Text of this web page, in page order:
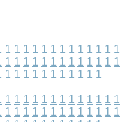
1 1 1 1 1 1 1 1 1 1 1 1 1
1 1 1 1 1 1 1 1 1 1 1 1 1
1 1 1 1 1 1 1 1 1 1 1
1 1 1 1 1 1 1 1 1 1 1 1 1
1 1 1 1 1 1 1 1 1 1 1 1 1